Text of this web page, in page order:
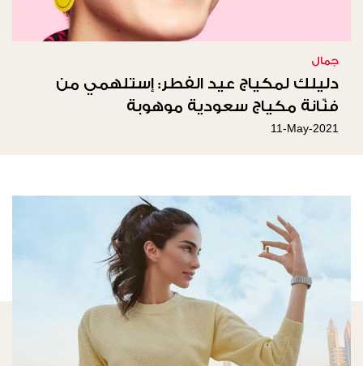
جمال
دليلك لمكياج عيد الفطر: إستلهمي من
فنّانة مكياج سعودية موهوبة
11-May-2021